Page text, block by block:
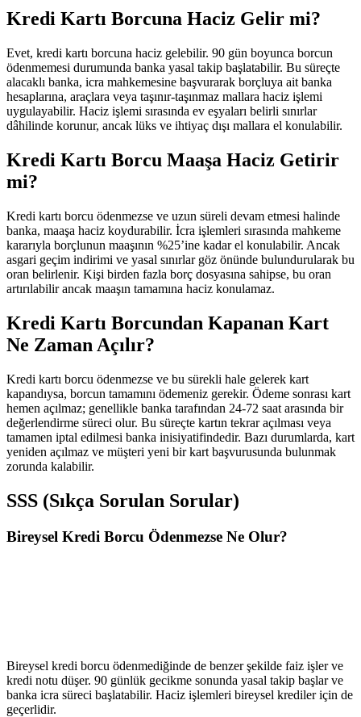
Kredi Kartı Borcuna Haciz Gelir mi?
Evet, kredi kartı borcuna haciz gelebilir. 90 gün boyunca borcun
ödenmemesi durumunda banka yasal takip başlatabilir. Bu süreçte
alacaklı banka, icra mahkemesine başvurarak borçluya ait banka
hesaplarına, araçlara veya taşınır-taşınmaz mallara haciz işlemi
uygulayabilir. Haciz işlemi sırasında ev eşyaları belirli sınırlar
dâhilinde korunur, ancak lüks ve ihtiyaç dışı mallara el konulabilir.
Kredi Kartı Borcu Maaşa Haciz Getirir
mi?
Kredi kartı borcu ödenmezse ve uzun süreli devam etmesi halinde
banka, maaşa haciz koydurabilir. İcra işlemleri sırasında mahkeme
kararıyla borçlunun maaşının %25’ine kadar el konulabilir. Ancak
asgari geçim indirimi ve yasal sınırlar göz önünde bulundurularak bu
oran belirlenir. Kişi birden fazla borç dosyasına sahipse, bu oran
artırılabilir ancak maaşın tamamına haciz konulamaz.
Kredi Kartı Borcundan Kapanan Kart
Ne Zaman Açılır?
Kredi kartı borcu ödenmezse ve bu sürekli hale gelerek kart
kapandıysa, borcun tamamını ödemeniz gerekir. Ödeme sonrası kart
hemen açılmaz; genellikle banka tarafından 24-72 saat arasında bir
değerlendirme süreci olur. Bu süreçte kartın tekrar açılması veya
tamamen iptal edilmesi banka inisiyatifindedir. Bazı durumlarda, kart
yeniden açılmaz ve müşteri yeni bir kart başvurusunda bulunmak
zorunda kalabilir.
SSS (Sıkça Sorulan Sorular)
Bireysel Kredi Borcu Ödenmezse Ne Olur?
Bireysel kredi borcu ödenmediğinde de benzer şekilde faiz işler ve
kredi notu düşer. 90 günlük gecikme sonunda yasal takip başlar ve
banka icra süreci başlatabilir. Haciz işlemleri bireysel krediler için de
geçerlidir.